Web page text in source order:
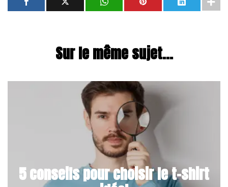
Sur le même sujet...
5 conseils pour choisir le t-shirt